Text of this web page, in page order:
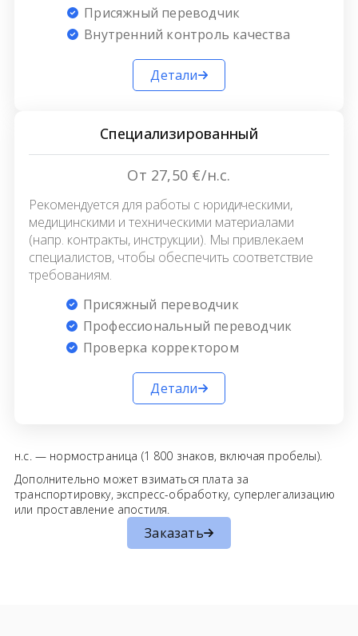
Присяжный переводчик
Внутренний контроль качества
Детали
Специализированный
От 27,50 €/н.с.
Рекомендуется для работы с юридическими,
медицинскими и техническими материалами
(напр. контракты, инструкции). Мы привлекаем
специалистов, чтобы обеспечить соответствие
требованиям.
Присяжный переводчик
Профессиональный переводчик
Проверка корректором
Детали
н.с. — нормостраница (1 800 знаков, включая пробелы).
Дополнительно может взиматься плата за
транспортировку, экспресс-обработку, суперлегализацию
или проставление апостиля.
Заказать